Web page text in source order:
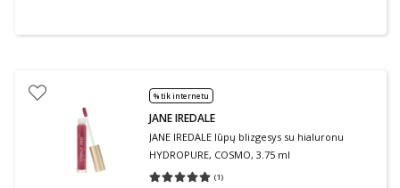
% tik internetu
JANE IREDALE
JANE IREDALE lūpų blizgesys su hialuronu
HYDROPURE, COSMO, 3.75 ml
(1)
Vidutinis įvertinimas 5.00